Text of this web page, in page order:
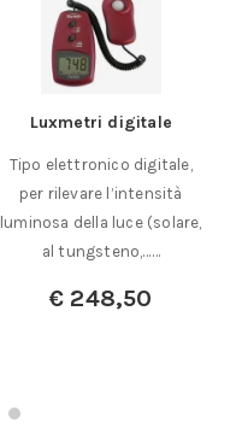
Luxmetri digitale
Tipo elettronico digitale,
per rilevare l’intensità
luminosa della luce (solare,
al tungsteno,……
€ 248,50